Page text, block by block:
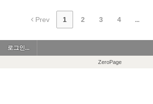
Prev 1 2 3 4 ...
로그인...
ZeroPage